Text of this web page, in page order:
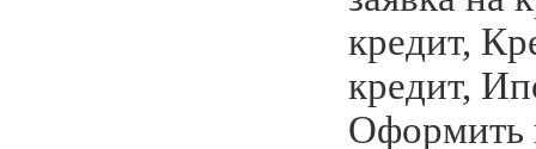
кредит,
кредит,
Оформить